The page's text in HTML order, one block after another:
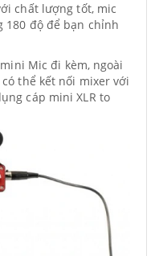
chất lượng tốt, mic
180 độ để bạn chỉnh
Mic đi kèm, ngoài
thể kết nối mixer với
cáp mini XLR to